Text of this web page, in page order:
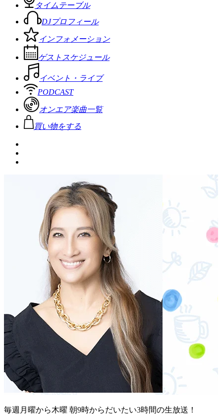
タイムテーブル
DJプロフィール
インフォメーション
ゲストスケジュール
イベント・ライブ
PODCAST
オンエア楽曲一覧
買い物をする
毎週月曜から木曜 朝9時からだいたい3時間の生放送！